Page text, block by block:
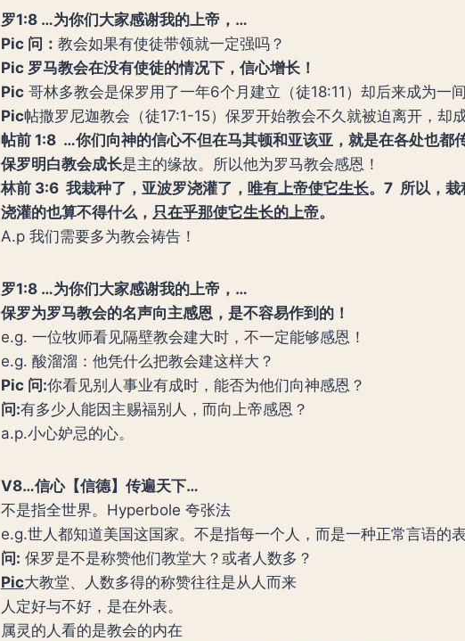
罗1:8 …为你们大家感谢我的上帝，…
Pic 问： 教会如果有使徒带领就一定强吗？
Pic 罗马教会在没有使徒的情况下，信心增长！
Pic 哥林多教会是保罗用了一年6个月建立（徒18:11）却后来成为一
Pic帖撒罗尼迦教会（徒17:1-15）保罗开始教会不久就被迫离开，
帖前 1:8 …你们向神的信心不但在马其顿和亚该亚，就是在各处也都
保罗明白教会成长是主的缘故。所以他为罗马教会感恩！
林前 3:6 我栽种了，亚波罗浇灌了， 唯有上帝使它生长。 7 所以，
浇灌的也算不得什么， 只在乎那使它生长的上帝。
A.p 我们需要多为教会祷告！
罗1:8 …为你们大家感谢我的上帝，…
保罗为罗马教会的名声向主感恩，是不容易作到的！
e.g. 一位牧师看见隔壁教会建大时，不一定能够感恩！
e.g. 酸溜溜：他凭什么把教会建这样大？
Pic 问:你看见别人事业有成时，能否为他们向神感恩？
问:有多少人能因主赐福别人，而向上帝感恩？
a.p.小心妒忌的心。
V8…信心【信德】传遍天下…
不是指全世界。Hyperbole 夸张法
e.g.世人都知道美国这国家。不是指每一个人，而是一种正常言语的
问: 保罗是不是称赞他们教堂大？或者人数多？
Pic大教堂、人数多得的称赞往往是从人而来
人定好与不好，是在外表。
属灵的人看的是教会的内在